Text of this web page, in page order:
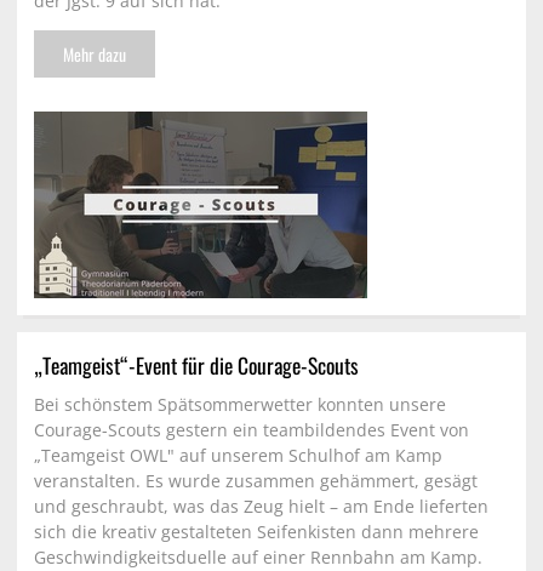
Mehr dazu
„Teamgeist“-Event für die Courage-Scouts
Bei schönstem Spätsommerwetter konnten unsere
Courage-Scouts gestern ein teambildendes Event von
„Teamgeist OWL" auf unserem Schulhof am Kamp
veranstalten. Es wurde zusammen gehämmert, gesägt
und geschraubt, was das Zeug hielt – am Ende lieferten
sich die kreativ gestalteten Seifenkisten dann mehrere
Geschwindigkeitsduelle auf einer Rennbahn am Kamp.